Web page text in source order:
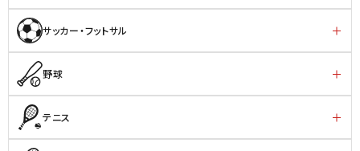
サッカー・フットサル
野球
テニス